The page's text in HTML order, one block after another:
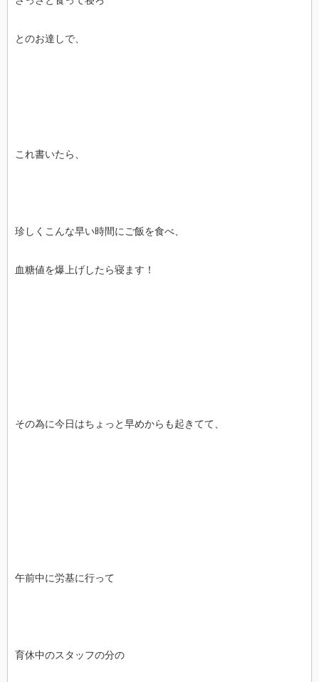
とのお達しで、
これ書いたら、
珍しくこんな早い時間にご飯を食べ、
血糖値を爆上げしたら寝ます！
その為に今日はちょっと早めからも起きてて、
午前中に労基に行って
育休中のスタッフの分の